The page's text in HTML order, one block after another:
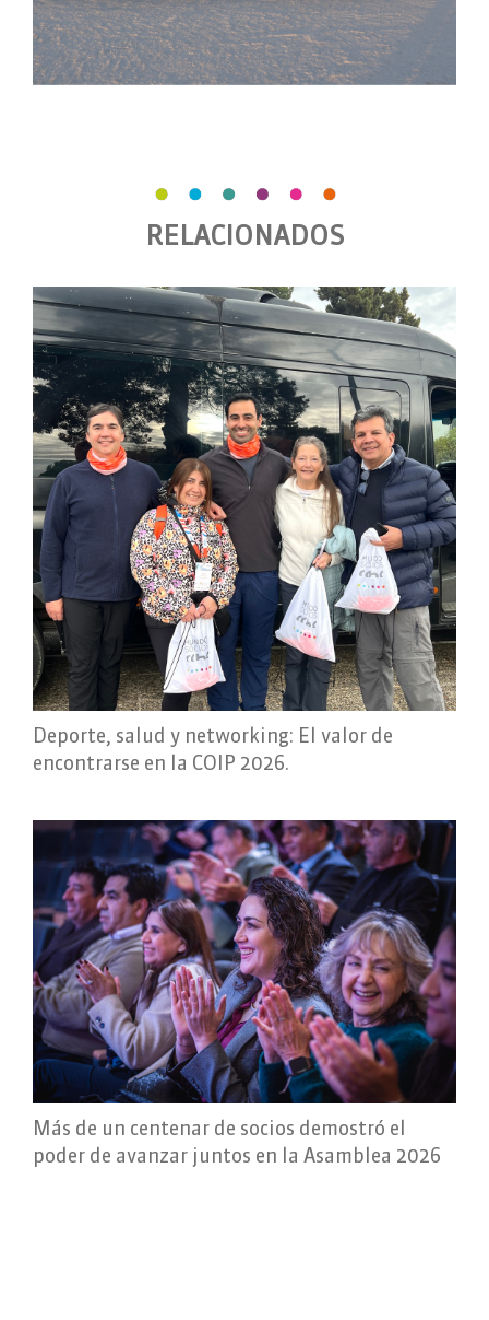
RELACIONADOS
Deporte, salud y networking: El valor de
encontrarse en la COIP 2026.
Más de un centenar de socios demostró el
poder de avanzar juntos en la Asamblea 2026